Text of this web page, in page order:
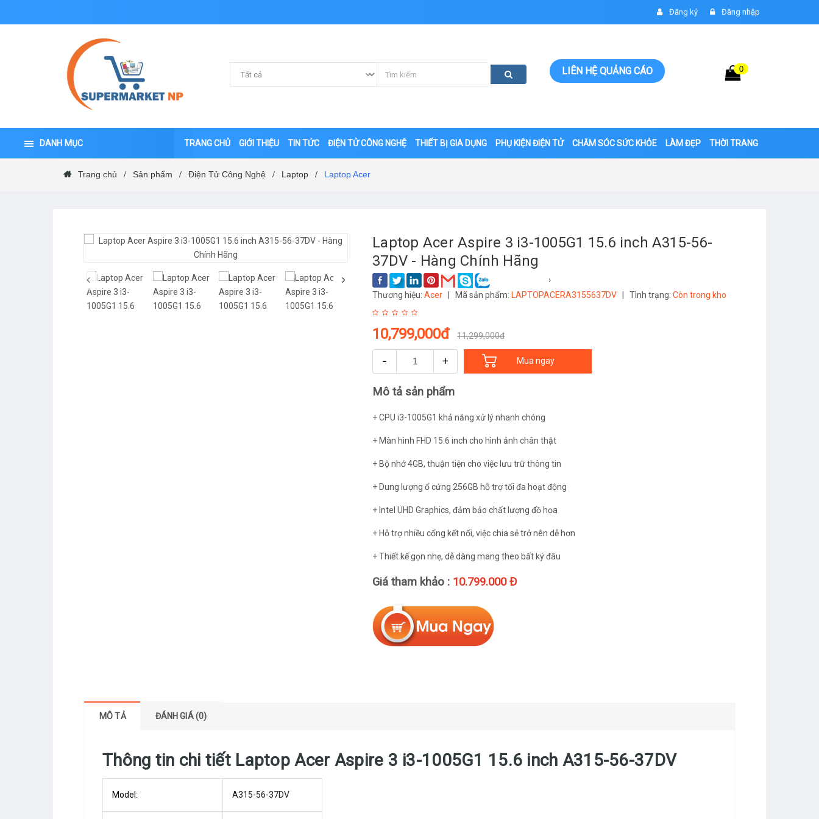
Đăng ký Đăng nhập
LIÊN HỆ QUẢNG CÁO 0
DANH MỤC TRANG CHỦ GIỚI THIỆU TIN TỨC ĐIỆN TỬ CÔNG NGHỆ THIẾT BỊ GIA DỤNG PHỤ KIỆN ĐIỆN TỬ CHĂM SÓC SỨC KHỎE LÀM ĐẸP THỜI TRANG
Trang chủ / Sản phẩm / Điện Tử Công Nghệ / Laptop / Laptop Acer
‹ ›
Laptop Acer Aspire 3 i3-1005G1 15.6 inch A315-56-
37DV - Hàng Chính Hãng
Thương hiệu:Acer Mã sản phẩm: LAPTOPACERA3155637DV Tình trạng:Còn trong kho
10,799,000đ 11,299,000đ
- + Mua ngay
Mô tả sản phẩm
+ CPU i3-1005G1 khả năng xử lý nhanh chóng
+ Màn hình FHD 15.6 inch cho hình ảnh chân thật
+ Bộ nhớ 4GB, thuận tiện cho việc lưu trữ thông tin
+ Dung lượng ổ cứng 256GB hỗ trợ tối đa hoạt động
+ Intel UHD Graphics, đảm bảo chất lượng đồ họa
+ Hỗ trợ nhiều cổng kết nối, việc chia sẻ trở nên dễ hơn
+ Thiết kế gọn nhẹ, dễ dàng mang theo bất ký đâu
Giá tham khảo : 10.799.000 Đ
MÔ TẢ ĐÁNH GIÁ (0)
Thông tin chi tiết Laptop Acer Aspire 3 i3-1005G1 15.6 inch A315-56-37DV
Model: A315-56-37DV